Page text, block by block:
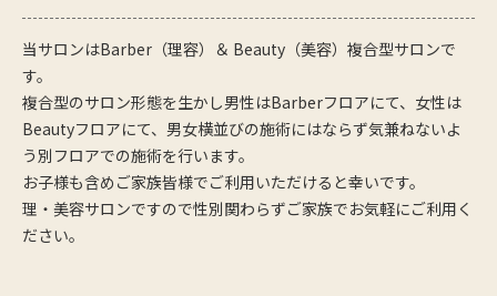
当サロンはBarber（理容）＆ Beauty（美容）複合型サロンで
す。
複合型のサロン形態を生かし男性はBarberフロアにて、女性は
Beautyフロアにて、男女横並びの施術にはならず気兼ねないよ
う別フロアでの施術を行います。
お子様も含めご家族皆様でご利用いただけると幸いです。
理・美容サロンですので性別関わらずご家族でお気軽にご利用く
ださい。